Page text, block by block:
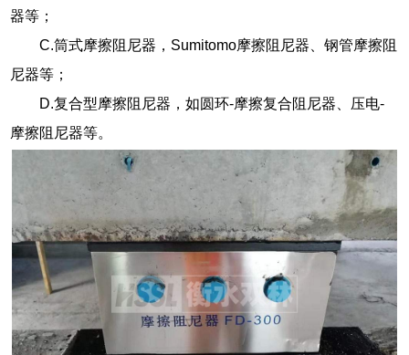
器等；
C.筒式摩擦阻尼器，Sumitomo摩擦阻尼器、钢管摩擦阻
尼器等；
D.复合型摩擦阻尼器，如圆环-摩擦复合阻尼器、压电-
摩擦阻尼器等。